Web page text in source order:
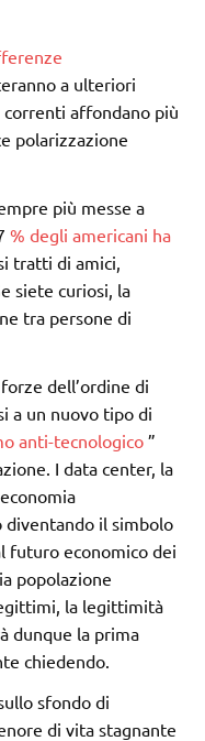
a ulteriori
correnti affondano più
polarizzazione
più messe a
% degli americani ha
tratti di amici,
siete curiosi, la
tra persone di
dell’ordine di
a un nuovo tipo di
anti-tecnologico”
I data center, la
diventando il simbolo
futuro economico dei
popolazione
la legittimità
dunque la prima
chiedendo.
sfondo di
di vita stagnante